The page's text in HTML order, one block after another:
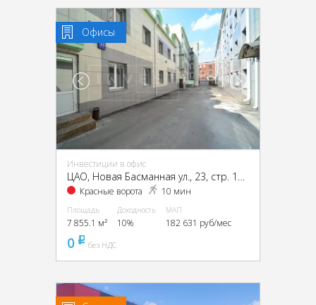
Офисы
Инвестиции в офис
Красные ворота 10 мин
Площадь
7 855.1 м²
Доходность
10%
МАП
182 631 руб/мес
0 pуббез НДС